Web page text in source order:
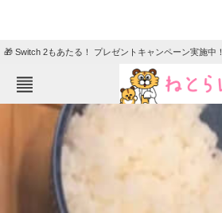
🎁 Switch 2もあたる！ プレゼントキャンペーン実施中！
ねとらぼメニュー
ニュース